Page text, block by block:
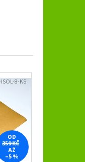
OD
359 KČ
AŽ
–5 %
8-KS